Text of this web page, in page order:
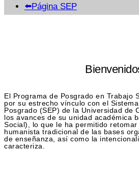
⬅️Página SEP
El Programa de Posgrado en Trabajo
por su estrecho vínculo con el
Posgrado (SEP) de la Universidad de
los avances de su unidad académica
Social), lo que le ha permitido
humanista tradicional de las bases
de enseñanza, así como la
caracteriza.